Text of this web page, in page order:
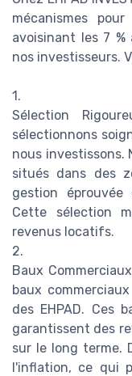
mécanismes
avoisinant les 7
nos investisseurs.
1.
Sélection
sélectionnons
nous investissons.
situés dans des
gestion
Cette sélection
revenus locatifs.
2.
Baux
baux
des EHPAD. Ces
garantissent des
sur le long terme.
l'inflation, ce qui